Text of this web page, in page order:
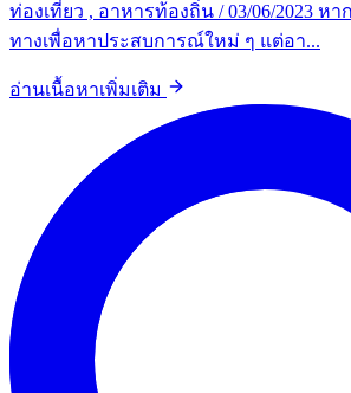
ท่องเที่ยว , อาหารท้องถิ่น / 03/06/2023 ห
ทางเพื่อหาประสบการณ์ใหม่ ๆ แต่อา...
อ่านเนื้อหาเพิ่มเติม